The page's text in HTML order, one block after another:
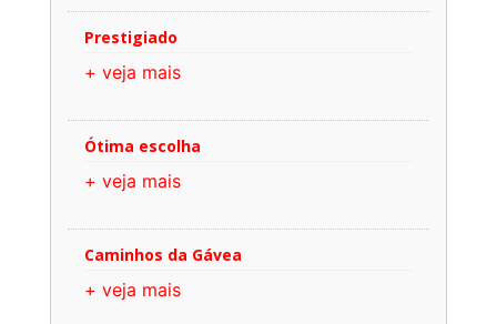
Prestigiado
+ veja mais
Ótima escolha
+ veja mais
Caminhos da Gávea
+ veja mais